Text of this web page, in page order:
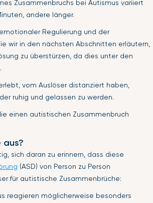
Zusammenbruchs bei Autismus variiert
andere länger.
Regulierung und der
wir in den nächsten Abschnitten erläutern,
zu überstürzen, da dies unter den
vom Auslöser distanziert haben,
ruhig und gelassen zu werden.
einen autistischen Zusammenbruch
aus?
sich daran zu erinnern, dass diese
(ASD) von Person zu Person
für autistische Zusammenbrüche:
reagieren möglicherweise besonders